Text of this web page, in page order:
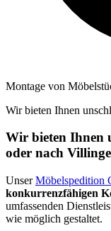
Montage von
Wir bieten Ihnen
Wir bieten Ihnen
oder nach
UnserMöbelspedition
konkurrenzfähigen
umfassenden
wie möglich gestaltet.